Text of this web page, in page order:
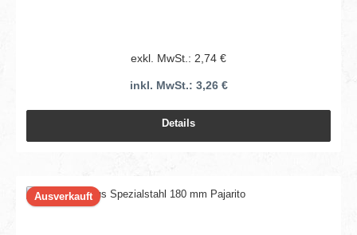
exkl. MwSt.: 2,74 €
inkl. MwSt.: 3,26 €
Details
Ausverkauft